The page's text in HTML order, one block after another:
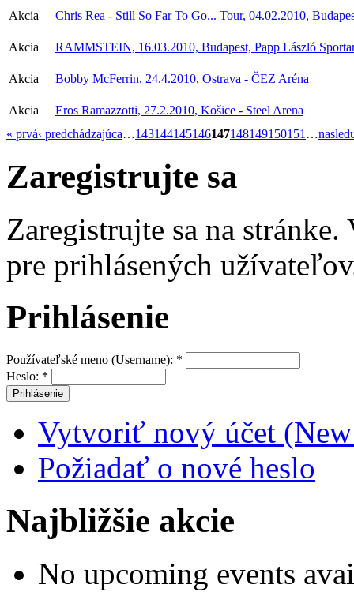
Akcia Chris Rea - Still So Far To Go... Tour, 04.02.2010,
Akcia RAMMSTEIN, 16.03.2010, Budapest, Papp László
Akcia Bobby McFerrin, 24.4.2010, Ostrava - ČEZ Aréna
Akcia
Eros Ramazzotti, 27.2.2010, Košice - Steel Arena
« prvá‹ predchádzajúca…143144145146147148149150151 …
Zaregistrujte sa
Zaregistrujte sa na
pre prihlásených
Prihlásenie
Používateľské meno (Username): *
Heslo: *
Vytvoriť nový účet
Požiadať o nové heslo
Najbližšie akcie
No upcoming events